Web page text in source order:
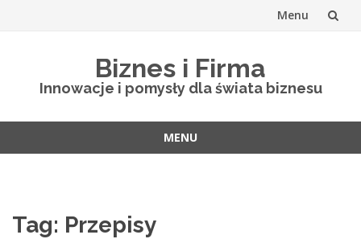
Menu
Biznes i Firma
Innowacje i pomysły dla świata biznesu
MENU
Tag: Przepisy